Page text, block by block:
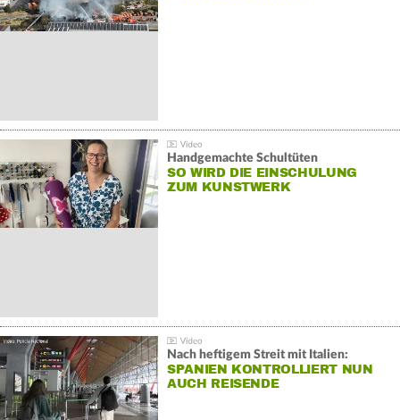
Handgemachte Schultüten
SO WIRD DIE EINSCHULUNG
ZUM KUNSTWERK
Nach heftigem Streit mit Italien:
SPANIEN KONTROLLIERT NUN
AUCH REISENDE